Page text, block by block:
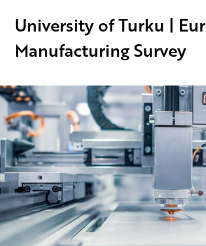
University of Turku |
Manufacturing Survey